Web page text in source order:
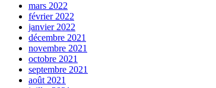
mars 2022
février 2022
janvier 2022
décembre 2021
novembre 2021
octobre 2021
septembre 2021
août 2021